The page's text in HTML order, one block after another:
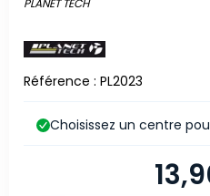
Référence : PL2023
Choisissez un centre